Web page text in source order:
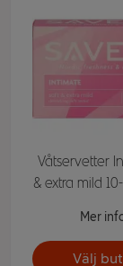
Våtservetter
& extra mild
Mer
Välj